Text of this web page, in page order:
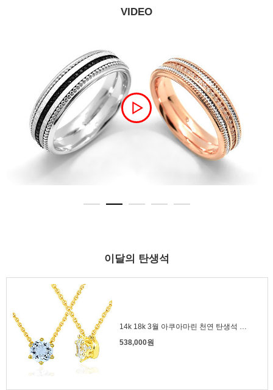
VIDEO
이달의 탄생석
14k 18k 3월 아쿠아마린 천연 탄생석 목걸이 왕관
538,000원